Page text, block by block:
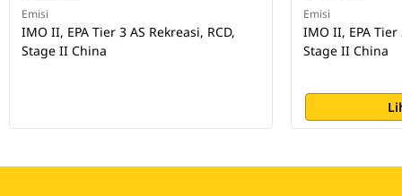
Emisi
IMO II, EPA Tier 3 AS Rekreasi, RCD,
Stage II China
Emisi
IMO II, EPA Tier
Stage II China